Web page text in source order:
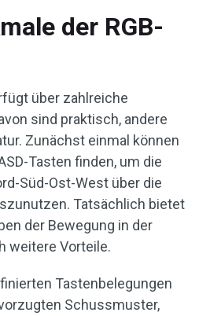
der RGB-
über zahlreiche
sind praktisch, andere
Zunächst einmal können
Tasten finden, um die
Süd-Ost-West über die
Tatsächlich bietet
der Bewegung in der
weitere Vorteile.
Tastenbelegungen
Schussmuster,